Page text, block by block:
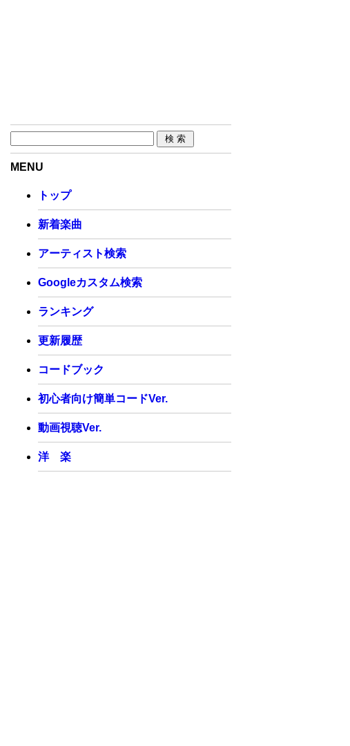
MENU
トップ
新着楽曲
アーティスト検索
Googleカスタム検索
ランキング
更新履歴
コードブック
初心者向け簡単コードVer.
動画視聴Ver.
洋 楽